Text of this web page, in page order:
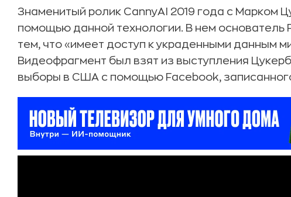
Знаменитый ролик CannyAI 2019 года с Марком
помощью данной технологии. В нем основатель
тем, что «имеет доступ к украденными данным
Видеофрагмент был взят из выступления
выборы в США с помощью Facebook, записанного